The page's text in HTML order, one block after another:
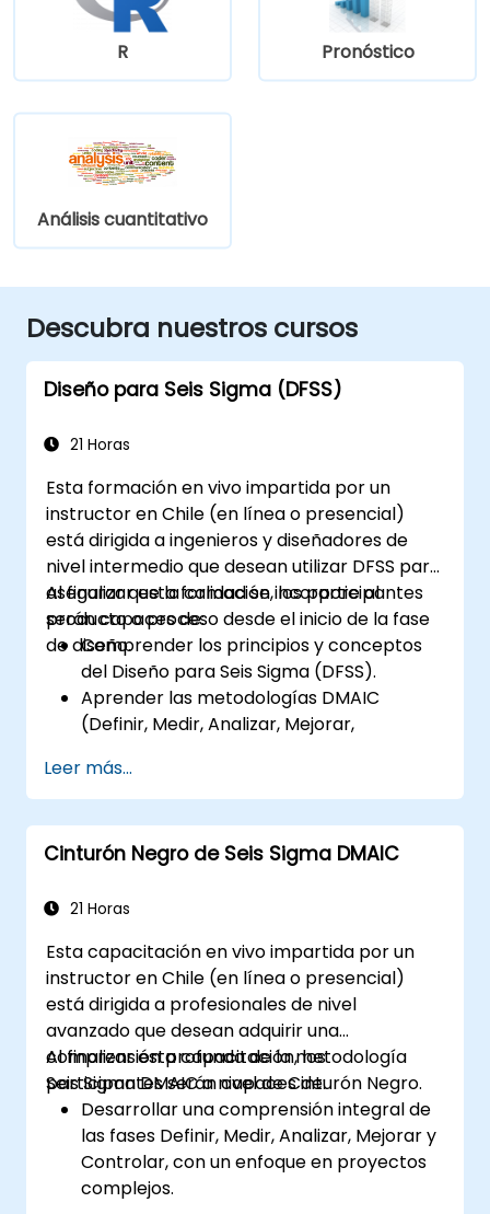
R Pronóstico
Análisis cuantitativo
Descubra nuestros cursos
Diseño para Seis Sigma (DFSS)
21 Horas
Esta formación en vivo impartida por un
instructor en Chile (en línea o presencial)
está dirigida a ingenieros y diseñadores de
nivel intermedio que desean utilizar DFSS para
asegurar que la calidad se incorpore al
producto o proceso desde el inicio de la fase
de diseño.
Al finalizar esta formación, los participantes
serán capaces de:
Comprender los principios y conceptos
del Diseño para Seis Sigma (DFSS).
Aprender las metodologías DMAIC
(Definir, Medir, Analizar, Mejorar,
Analizar, Diseñar, Verificar).
Aplicar herramientas y técnicas de DFSS
para diseñar y optimizar procesos.
Desarrollar habilidades para gestionar y
efectiva.
Leer más...
Cinturón Negro de Seis Sigma DMAIC
21 Horas
Esta capacitación en vivo impartida por un
instructor en Chile (en línea o presencial)
está dirigida a profesionales de nivel
avanzado que desean adquirir una
comprensión profunda de la metodología
Seis Sigma DMAIC a nivel de Cinturón Negro.
Al finalizar esta capacitación, los
participantes serán capaces de:
Desarrollar una comprensión integral de
las fases Definir, Medir, Analizar, Mejorar y
Controlar, con un enfoque en proyectos
complejos.